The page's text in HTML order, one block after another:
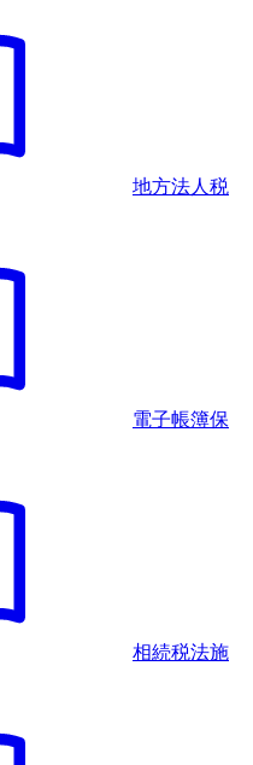
地方法人税
電子帳簿保
相続税法施